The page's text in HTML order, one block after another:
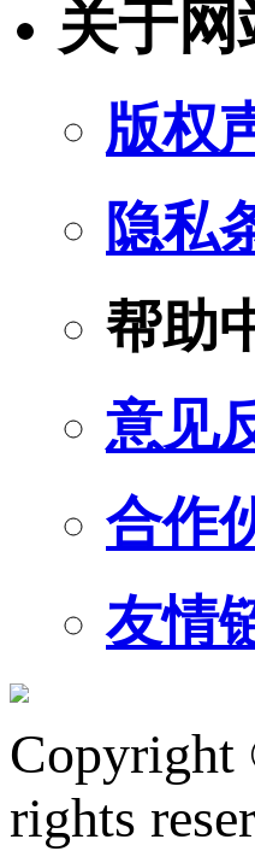
关于网
版权
隐私
帮助
意见
合作
友情
Copyright
rights